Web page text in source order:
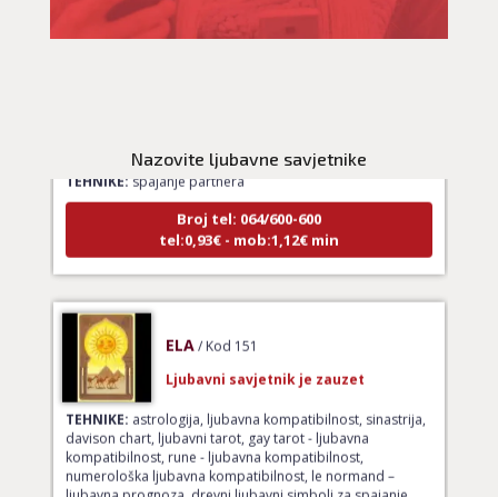
Nazovite ljubavne savjetnike
spajanje partnera
Broj tel: 064/600-600
tel:0,93€ - mob:1,12€ min
ELA / Kod 151
Ljubavni savjetnik je zauzet
TEHNIKE:astrologija, ljubavna kompatibilnost, sinastrija,
davison chart, ljubavni tarot, gay tarot - ljubavna
kompatibilnost, rune - ljubavna kompatibilnost,
numerološka ljubavna kompatibilnost, le normand –
ljubavna prognoza, drevni ljubavni simboli za spajanje